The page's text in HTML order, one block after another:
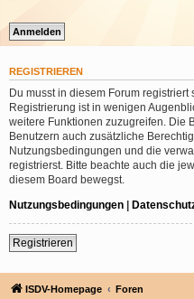
REGISTRIEREN
Du musst in diesem Forum
Registrierung ist in wenigen
weitere Funktionen zuzugreifen. Die
Benutzern auch zusätzliche
Nutzungsbedingungen und die
registrierst. Bitte beachte auch die
diesem Board bewegst.
Nutzungsbedingungen |
Registrieren
ISDV-Homepage Foren